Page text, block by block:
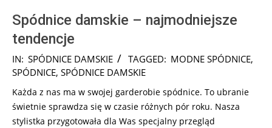
Spódnice damskie – najmodniejsze
tendencje
2026-
07-
IN: SPÓDNICE DAMSKIE TAGGED: MODNE SPÓDNICE,
SPÓDNICE, SPÓDNICE DAMSKIE
Każda z nas ma w swojej garderobie spódnice. To ubranie
świetnie sprawdza się w czasie różnych pór roku. Nasza
stylistka przygotowała dla Was specjalny przegląd